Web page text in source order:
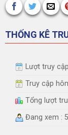
THỐNG KÊ
Lượt truy
Truy cập
Tổng lượt
Đang xem : 5